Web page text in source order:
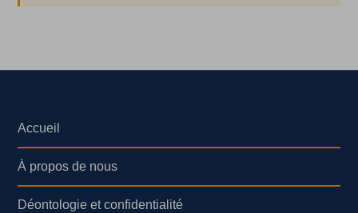
Accueil
À propos de nous
Déontologie et confidentialité